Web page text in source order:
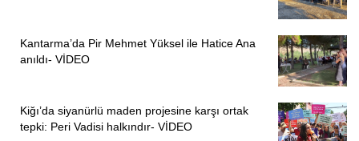
Kantarma’da Pir Mehmet Yüksel ile Hatice Ana
anıldı- VİDEO
Kiğı’da siyanürlü maden projesine karşı ortak
tepki: Peri Vadisi halkındır- VİDEO